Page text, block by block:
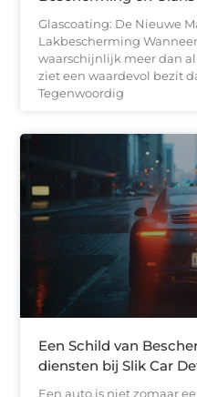
Glascoating: De Nieuwe
Lakbescherming
waarschijnlijk meer dan
ziet een waardevol bezit
Tegenwoordig
Een Schild van
diensten bij Slik Car
Een auto is niet zomaar